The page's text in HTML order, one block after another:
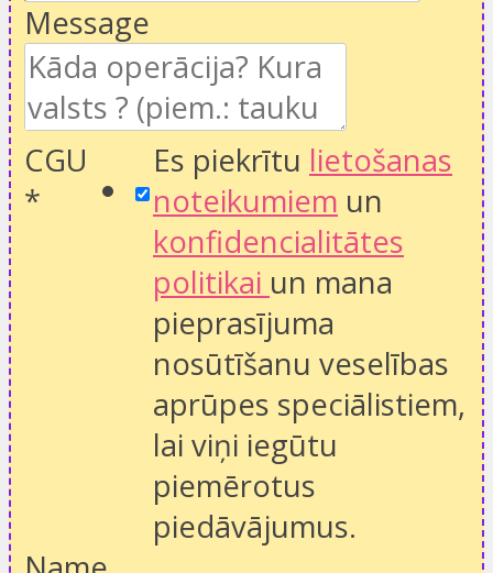
Message
CGU
*
Es piekrītu lietošanas
noteikumiem un
konfidencialitātes
politikai un mana
pieprasījuma
nosūtīšanu veselības
aprūpes speciālistiem,
lai viņi iegūtu
piemērotus
piedāvājumus.